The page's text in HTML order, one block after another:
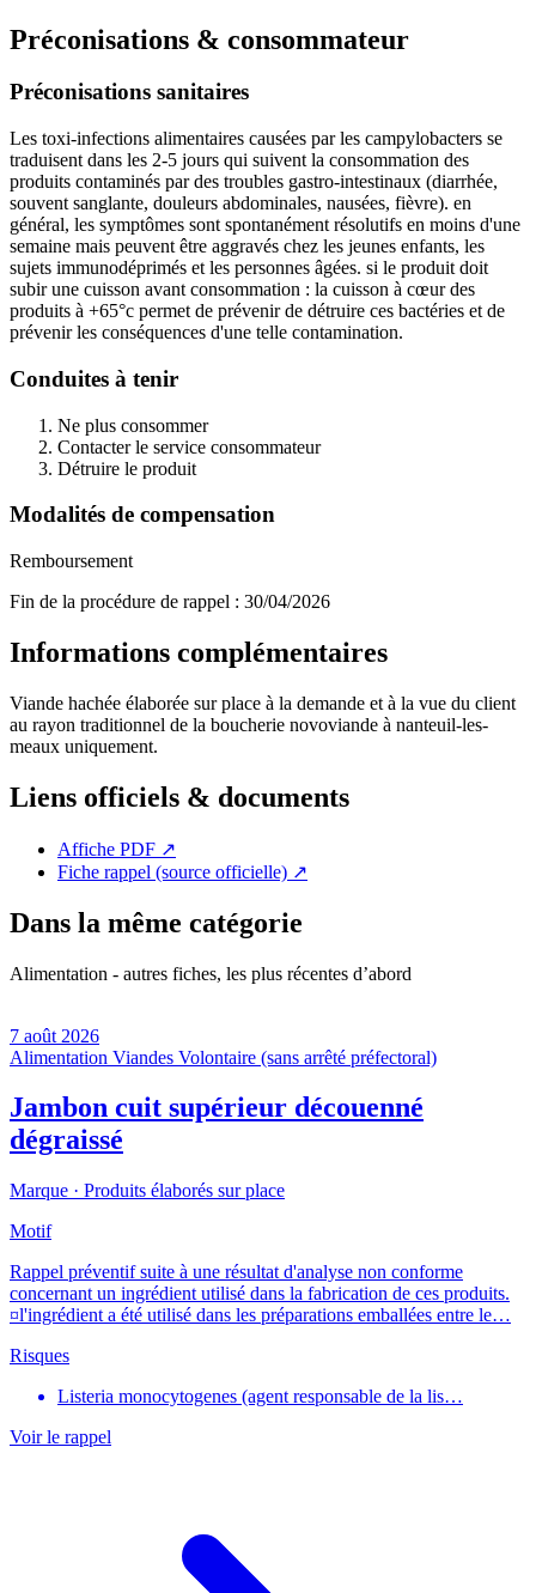
Préconisations & consommateur
Préconisations sanitaires
Les toxi-infections alimentaires causées par les campylobacters se
traduisent dans les 2-5 jours qui suivent la consommation des
produits contaminés par des troubles gastro-intestinaux (diarrhée,
souvent sanglante, douleurs abdominales, nausées, fièvre). en
général, les symptômes sont spontanément résolutifs en moins d'une
semaine mais peuvent être aggravés chez les jeunes enfants, les
sujets immunodéprimés et les personnes âgées. si le produit doit
subir une cuisson avant consommation : la cuisson à cœur des
produits à +65°c permet de prévenir de détruire ces bactéries et de
prévenir les conséquences d'une telle contamination.
Conduites à tenir
Ne plus consommer
Contacter le service consommateur
Détruire le produit
Modalités de compensation
Remboursement
Fin de la procédure de rappel : 30/04/2026
Informations complémentaires
Viande hachée élaborée sur place à la demande et à la vue du client
au rayon traditionnel de la boucherie novoviande à nanteuil-les-
meaux uniquement.
Liens officiels & documents
Affiche PDF ↗
Fiche rappel (source officielle) ↗
Dans la même catégorie
Alimentation - autres fiches, les plus récentes d’abord
7 août 2026
Alimentation Viandes Volontaire (sans arrêté préfectoral)
Jambon cuit supérieur découenné
dégraissé
Marque · Produits élaborés sur place
Motif
Rappel préventif suite à une résultat d'analyse non conforme
concernant un ingrédient utilisé dans la fabrication de ces produits.
¤l'ingrédient a été utilisé dans les préparations emballées entre le…
Risques
Listeria monocytogenes (agent responsable de la lis…
Voir le rappel